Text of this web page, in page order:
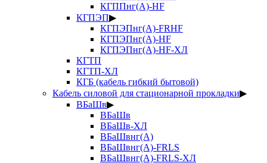
КГППнг(А)-HF
КГПЭП▶
КГПЭПнг(А)-FRHF
КГПЭПнг(А)-HF
КГПЭПнг(А)-HF-ХЛ
КГТП
КГТП-ХЛ
КГБ (кабель гибкий бытовой)
Кабель силовой для стационарной прокладки▶
ВБаШв▶
ВБаШв
ВБаШв-ХЛ
ВБаШвнг(А)
ВБаШвнг(А)-FRLS
ВБаШвнг(А)-FRLS-ХЛ